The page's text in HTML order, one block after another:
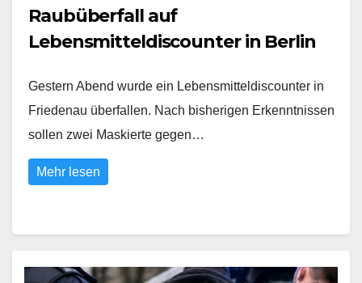
Raubüberfall auf
Lebensmitteldiscounter in Berlin
Gestern Abend wurde ein Lebensmitteldiscounter in
Friedenau überfallen. Nach bisherigen Erkenntnissen
sollen zwei Maskierte gegen…
Mehr lesen